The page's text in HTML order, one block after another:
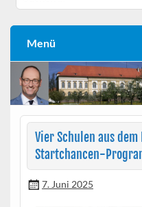
Menü
Vier Schulen aus
Startchancen-
7. Juni 2025